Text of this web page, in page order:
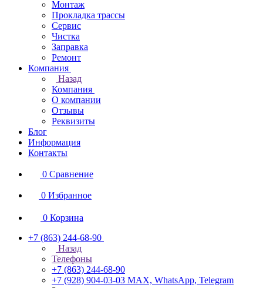
Монтаж
Прокладка трассы
Сервис
Чистка
Заправка
Ремонт
Компания
Назад
Компания
О компании
Отзывы
Реквизиты
Блог
Информация
Контакты
0 Сравнение
0 Избранное
0 Корзина
+7 (863) 244-68-90
Назад
Телефоны
+7 (863) 244-68-90
+7 (928) 904-03-03 MAX, WhatsApp, Telegram